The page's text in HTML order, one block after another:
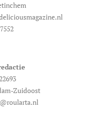
Zuidoost